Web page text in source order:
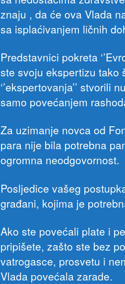
znaju , da će ova Vlada
sa isplaćivanjem ličnih
Predstavnici pokreta
ste svoju ekspertizu tako
‘’ekspertovanja’’ stvorili
samo povećanjem
Za uzimanje novca od
para nije bila potrebna
ogromna neodgovornost.
Posljedice vašeg
građani, kojima je
Ako ste povećali plate i
pripišete, zašto ste bez
vatrogasce, prosvetu i
Vlada povećala zarade.